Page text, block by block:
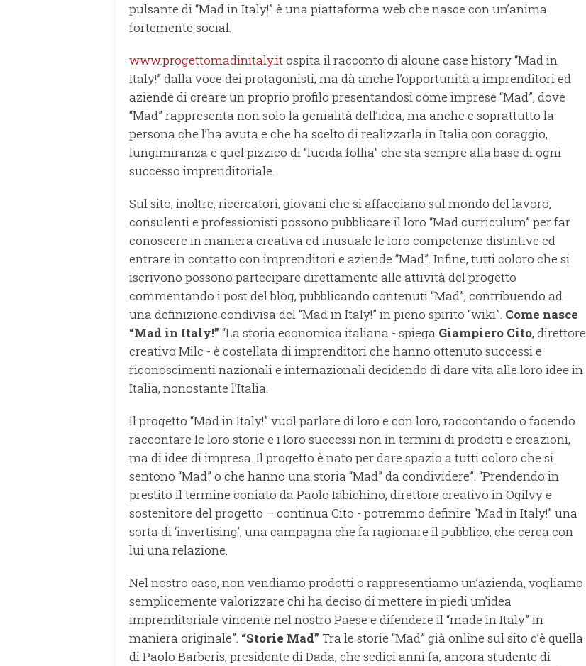
pulsante di “Mad in Italy!” è una piattaforma web che nasce con un’anima
fortemente social.
www.progettomadinitaly.itospita il racconto di alcune case history “Mad in
Italy!” dalla voce dei protagonisti, ma dà anche l’opportunità a imprenditori ed
aziende di creare un proprio profilo presentandosi come imprese “Mad”, dove
“Mad” rappresenta non solo la genialità dell’idea, ma anche e soprattutto la
persona che l’ha avuta e che ha scelto di realizzarla in Italia con coraggio,
lungimiranza e quel pizzico di “lucida follia” che sta sempre alla base di ogni
successo imprenditoriale.
Sul sito, inoltre, ricercatori, giovani che si affacciano sul mondo del lavoro,
consulenti e professionisti possono pubblicare il loro “Mad curriculum” per far
conoscere in maniera creativa ed inusuale le loro competenze distintive ed
entrare in contatto con imprenditori e aziende “Mad”. Infine, tutti coloro che si
iscrivono possono partecipare direttamente alle attività del progetto
commentando i post del blog, pubblicando contenuti “Mad”, contribuendo ad
una definizione condivisa del “Mad in Italy!” in pieno spirito “wiki”. Come nasce
“Mad in Italy!” “La storia economica italiana - spiega Giampiero Cito, direttore
creativo Milc - è costellata di imprenditori che hanno ottenuto successi e
riconoscimenti nazionali e internazionali decidendo di dare vita alle loro idee in
Italia, nonostante l’Italia.
Il progetto “Mad in Italy!” vuol parlare di loro e con loro, raccontando o facendo
raccontare le loro storie e i loro successi non in termini di prodotti e creazioni,
ma di idee di impresa. Il progetto è nato per dare spazio a tutti coloro che si
sentono “Mad” o che hanno una storia “Mad” da condividere”. “Prendendo in
prestito il termine coniato da Paolo Iabichino, direttore creativo in Ogilvy e
sostenitore del progetto – continua Cito - potremmo definire “Mad in Italy!” una
sorta di ‘invertising’, una campagna che fa ragionare il pubblico, che cerca con
lui una relazione.
Nel nostro caso, non vendiamo prodotti o rappresentiamo un’azienda, vogliamo
semplicemente valorizzare chi ha deciso di mettere in piedi un’idea
imprenditoriale vincente nel nostro Paese e difendere il “made in Italy” in
maniera originale”. “Storie Mad” Tra le storie “Mad” già online sul sito c’è quella
di Paolo Barberis, presidente di Dada, che sedici anni fa, ancora studente di